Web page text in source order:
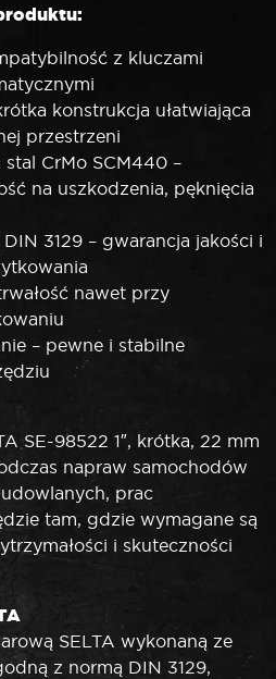
z kluczami
konstrukcja ułatwiająca
przestrzeni
CrMo SCM440 –
na uszkodzenia, pęknięcia
3129 – gwarancja jakości i
nawet przy
– pewne i stabilne
SE-98522 1″, krótka, 22 mm
napraw samochodów
prac
tam, gdzie wymagane są
i skuteczności
SELTA wykonaną ze
z normą DIN 3129,